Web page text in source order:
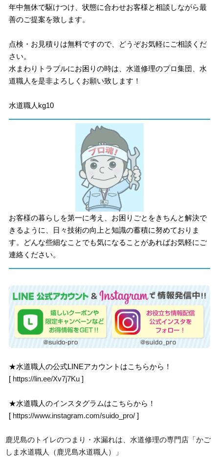
年中無休で駆けつけ、状態に合わせお客様と相談しながら最
善のご提案を致します。
点検・お見積りは無料ですので、どうぞお気軽にご相談くだ
さい。
水まわりトラブルにお困りの時は、水道修理のプロ集団、水
道職人を是非よろしくお願い致します！
水道職人kg10
お客様の暮らしを第一に考え、お困りごとをきちんと解決で
きるように、日々技術の向上と知識の蓄積に努めておりま
す。どんな些細なことでも気になることがあればお気軽にご
連絡ください。
★水道職人の公式LINEアカウントはこちらから！
[ https://lin.ee/Xv7j7Ku ]
★水道職人のインスタグラムはこちらから！
[ https://www.instagram.com/suido_pro/ ]
鹿児島のトイレのつまり・水漏れは、水道修理の専門店「かご
しま水道職人（鹿児島水道職人）」